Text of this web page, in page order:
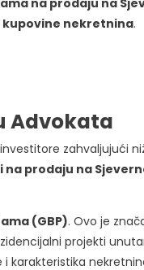
na prodaju na
nekretnina.
Advokata
zahvaljujući
prodaju na
(GBP). Ovo je
projekti
karakteristika